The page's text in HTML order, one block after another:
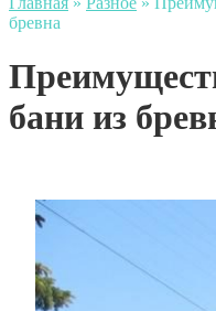
бревна
бани из